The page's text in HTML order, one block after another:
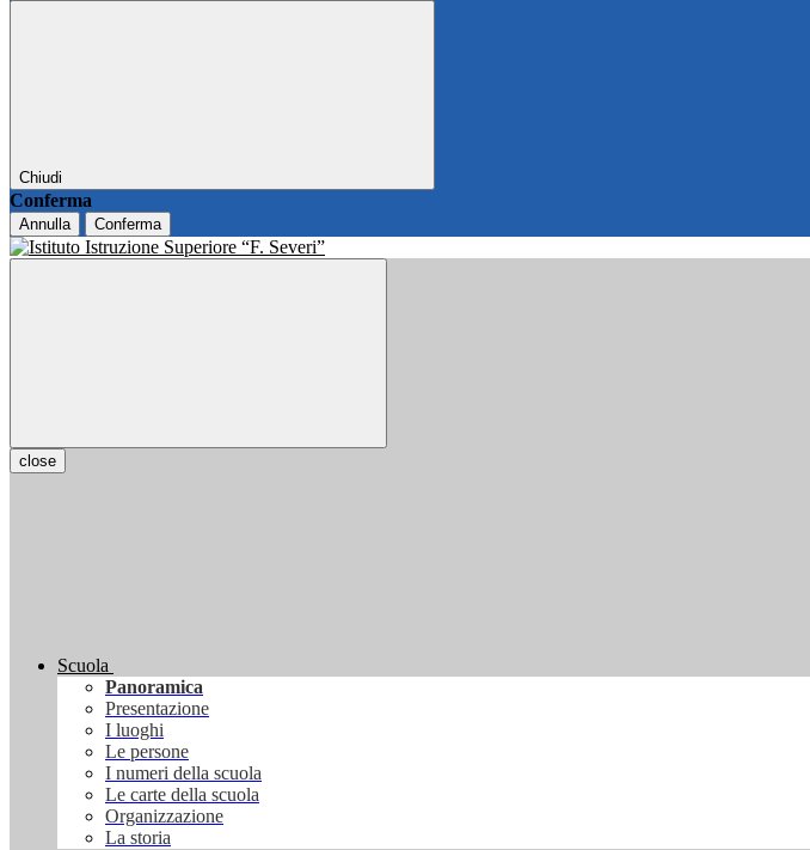
Chiudi
Conferma
Annulla Conferma
close
Scuola
Panoramica
Presentazione
I luoghi
Le persone
I numeri della scuola
Le carte della scuola
Organizzazione
La storia